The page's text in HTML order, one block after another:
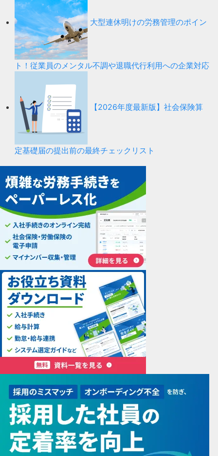
大型連休明けの労務管理のポイン
ト！従業員のメンタル不調や退職代行利用への企業対応
【2026年度最新版】社会保険算
定基礎届の提出前の最終チェックリスト